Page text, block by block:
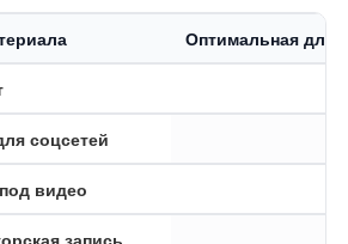
Оптимальная
соцсетей
видео